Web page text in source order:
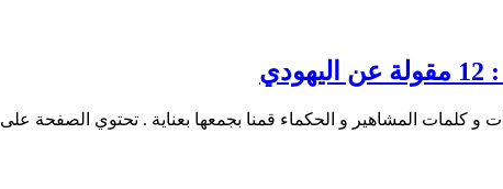
كلمات المشاهير و الحكماء قمنا بجمعها بعناية . تحتوي الصفحة على 12…